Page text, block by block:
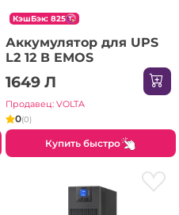
КэшБэк: 825
Аккумулятор для UPS
L2 12 В EMOS
1649 Л
Продавец: VOLTA
0(0)
Купить быстро